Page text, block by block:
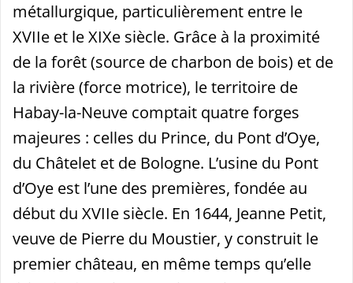
métallurgique, particulièrement entre le
XVIIe et le XIXe siècle. Grâce à la proximité
de la forêt (source de charbon de bois) et de
la rivière (force motrice), le territoire de
Habay-la-Neuve comptait quatre forges
majeures : celles du Prince, du Pont d’Oye,
du Châtelet et de Bologne. L’usine du Pont
d’Oye est l’une des premières, fondée au
début du XVIIe siècle. En 1644, Jeanne Petit,
veuve de Pierre du Moustier, y construit le
premier château, en même temps qu’elle